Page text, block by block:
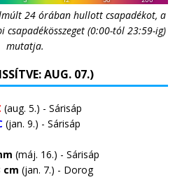
24 órában hullott csapadékot, a
csapadékösszeget (0:00-tól 23:59-ig)
mutatja.
AUG. 07.)
(aug. 5.) - Sárisáp
(jan. 9.) - Sárisáp
(máj. 16.) - Sárisáp
cm (jan. 7.) - Dorog